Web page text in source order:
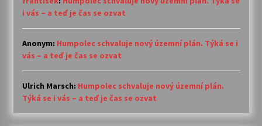
i vás – a teď je čas se ozvat
Anonym: Humpolec schvaluje nový územní plán. Týká se i
vás – a teď je čas se ozvat
Ulrich Marsch: Humpolec schvaluje nový územní plán.
Týká se i vás – a teď je čas se ozvat